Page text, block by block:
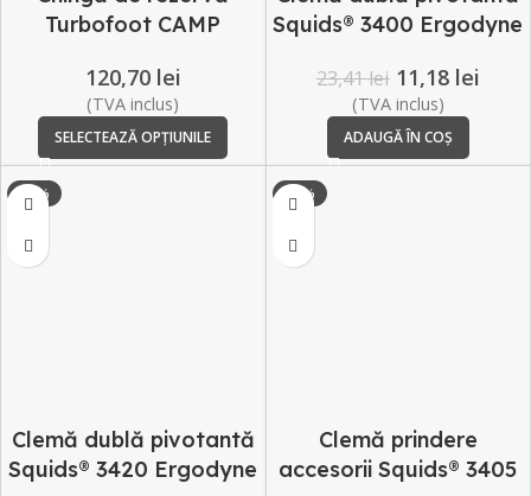
Turbofoot CAMP
120,70 lei
(TVA inclus)
SELECTEAZĂ OPȚIUNILE
Squids® 3400 Ergodyne
23,41lei 11,18 lei
(TVA inclus)
ADAUGĂ ÎN COȘ
-54%
Clemă dublă pivotantă
Squids® 3420 Ergodyne
-34%
Clemă prindere
accesorii Squids® 3405